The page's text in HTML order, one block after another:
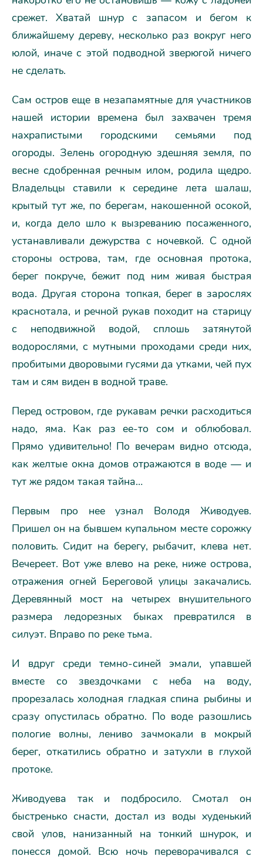
срежет. Хватай шнур с запасом и бегом к
ближайшему дереву, несколько раз вокруг него
юлой, иначе с этой подводной зверюгой ничего
не сделать.
Сам остров еще в незапамятные для участников
нашей истории времена был захвачен тремя
нахрапистыми городскими семьями под
огороды. Зелень огородную здешняя земля, по
весне сдобренная речным илом, родила щедро.
Владельцы ставили к середине лета шалаш,
крытый тут же, по берегам, накошенной осокой,
и, когда дело шло к вызреванию посаженного,
устанавливали дежурства с ночевкой. С одной
стороны острова, там, где основная протока,
берег покруче, бежит под ним живая быстрая
вода. Другая сторона топкая, берег в зарослях
краснотала, и речной рукав походит на старицу
с неподвижной водой, сплошь затянутой
водорослями, с мутными проходами среди них,
пробитыми дворовыми гусями да утками, чей пух
там и сям виден в водной траве.
Перед островом, где рукавам речки расходиться
надо, яма. Как раз ее-то сом и облюбовал.
Прямо удивительно! По вечерам видно отсюда,
как желтые окна домов отражаются в воде — и
тут же рядом такая тайна…
Первым про нее узнал Володя Живодуев.
Пришел он на бывшем купальном месте сорожку
половить. Сидит на берегу, рыбачит, клева нет.
Вечереет. Вот уже влево на реке, ниже острова,
отражения огней Береговой улицы закачались.
Деревянный мост на четырех внушительного
размера ледорезных быках превратился в
силуэт. Вправо по реке тьма.
И вдруг среди темно-синей эмали, упавшей
вместе со звездочками с неба на воду,
прорезалась холодная гладкая спина рыбины и
сразу опустилась обратно. По воде разошлись
пологие волны, лениво зачмокали в мокрый
берег, откатились обратно и затухли в глухой
протоке.
Живодуева так и подбросило. Смотал он
быстренько снасти, достал из воды худенький
свой улов, нанизанный на тонкий шнурок, и
понесся домой. Всю ночь переворачивался с